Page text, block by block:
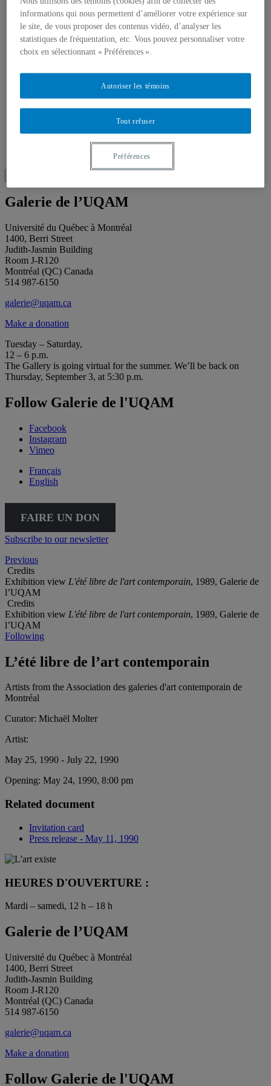
About Éditions les petits carnets
News
About
Accessibility
Contact
Project Proposals
Support
Press
Recherche placeholder
for:
Galerie de l’UQAM
Université du Québec à Montréal
1400, Berri Street
Judith-Jasmin Building
Room J-R120
Montréal (QC) Canada
514 987-6150
galerie@uqam.ca
Make a donation
Tuesday – Saturday,
12 – 6 p.m.
The Gallery is going virtual for the summer. We’ll be back on
Thursday, September 3, at 5:30 p.m.
Follow Galerie de l'UQAM
Facebook
Instagram
Vimeo
Français
English
FAIRE UN DON
Subscribe to our newsletter
Previous
Credits
Exhibition view L'été libre de l'art contemporain, 1989, Galerie de
l’UQAM
Credits
Exhibition view L'été libre de l'art contemporain, 1989, Galerie de
l’UQAM
Following
L’été libre de l’art contemporain
Artists from the Association des galeries d'art contemporain de
Montréal
Curator: Michaël Molter
Artist:
May 25, 1990 - July 22, 1990
Opening: May 24, 1990, 8:00 pm
Related document
Invitation card
Press release - May 11, 1990
HEURES D'OUVERTURE :
Mardi – samedi, 12 h – 18 h
Galerie de l’UQAM
Université du Québec à Montréal
1400, Berri Street
Judith-Jasmin Building
Room J-R120
Montréal (QC) Canada
514 987-6150
galerie@uqam.ca
Make a donation
Follow Galerie de l'UQAM
informations qui nous permettent d’améliorer votre expérience sur
le site, de vous proposer des contenus vidéo, d’analyser les
statistiques de fréquentation, etc. Vous pouvez personnaliser votre
choix en sélectionnant « Préférences ».
Tout refuser
Autoriser les témoins
Préférences